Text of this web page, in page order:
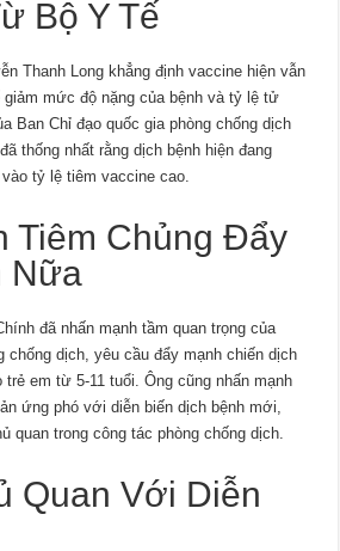
Bộ Y Tế
Thanh Long khẳng định vaccine hiện vẫn
giảm mức độ nặng của bệnh và tỷ lệ tử
Ban Chỉ đạo quốc gia phòng chống dịch
thống nhất rằng dịch bệnh hiện đang
tỷ lệ tiêm vaccine cao.
Tiêm Chủng Đẩy
Nữa
đã nhấn mạnh tầm quan trọng của
chống dịch, yêu cầu đẩy mạnh chiến dịch
em từ 5-11 tuổi. Ông cũng nhấn mạnh
ứng phó với diễn biến dịch bệnh mới,
quan trong công tác phòng chống dịch.
Quan Với Diễn